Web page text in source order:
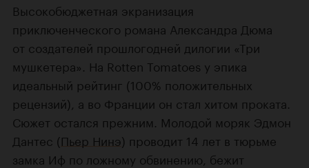
Высокобюджетная экранизация
приключенческого романа Александра Дюма
от создателей прошлогодней дилогии «Три
мушкетера». На Rotten Tomatoes у эпика
идеальный рейтинг (100% положительных
рецензий), а во Франции он стал хитом проката.
Сюжет остался прежним. Молодой моряк Эдмон
Дантес (Пьер Нинэ) проводит 14 лет в тюрьме
замка Иф по ложному обвинению, бежит